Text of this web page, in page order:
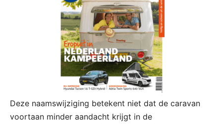
Deze naamswijziging betekent niet dat de caravan
voortaan minder aandacht krijgt in de